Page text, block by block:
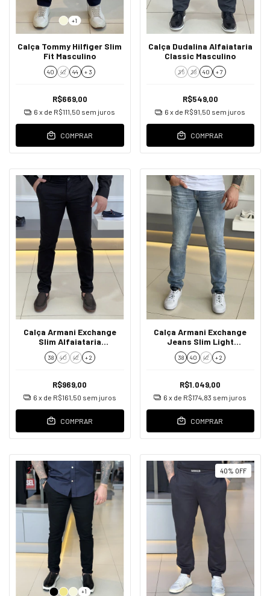
+1
Calça Tommy Hilfiger Slim
Fit Masculino
40 42 44 + 3
R$669,00
6 x de R$111,50 sem juros
COMPRAR
Calça Dudalina Alfaiataria
Classic Masculino
36 38 40 + 7
R$549,00
6 x de R$91,50 sem juros
COMPRAR
Calça Armani Exchange
Slim Alfaiataria
8NZP45ZN1RZ Black
Masculino Preto
38 40 42 + 2
R$969,00
6 x de R$161,50 sem juros
COMPRAR
Calça Armani Exchange
Jeans Slim Light
Masculino Azul Claro
38 40 42 + 2
R$1.049,00
6 x de R$174,83 sem juros
COMPRAR
+1
40% OFF